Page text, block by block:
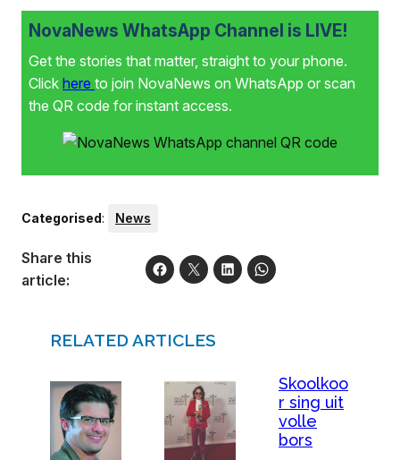
NovaNews WhatsApp Channel is LIVE!
Get the stories that matter, straight to your phone.
Click here to join NovaNews on WhatsApp or scan
the QR code for instant access.
Categorised: News
Share this
article:
RELATED ARTICLES
Skoolkoo
r sing uit
volle
bors